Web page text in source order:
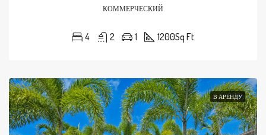
КОММЕРЧЕСКИЙ
4 2 1 1200Sq Ft
В АРЕНДУ